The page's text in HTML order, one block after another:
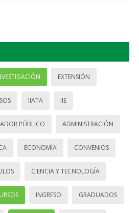
EXTENSIÓN
IIATA IIE
PÚBLICO ADMINISTRACIÓN
ECONOMÍA CONVENIOS
CIENCIA Y TECNOLOGÍA
INGRESO GRADUADOS